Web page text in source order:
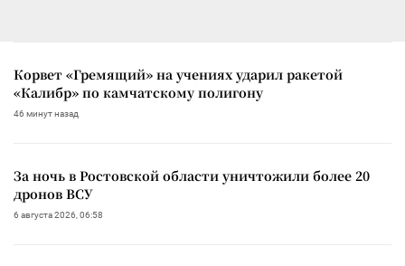
Корвет «Гремящий» на учениях ударил ракетой
«Калибр» по камчатскому полигону
46 минут назад
За ночь в Ростовской области уничтожили более 20
дронов ВСУ
6 августа 2026, 06:58